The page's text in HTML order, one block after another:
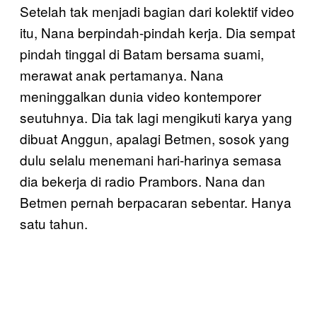
Setelah tak menjadi bagian dari kolektif video
itu, Nana berpindah-pindah kerja. Dia sempat
pindah tinggal di Batam bersama suami,
merawat anak pertamanya. Nana
meninggalkan dunia video kontemporer
seutuhnya. Dia tak lagi mengikuti karya yang
dibuat Anggun, apalagi Betmen, sosok yang
dulu selalu menemani hari-harinya semasa
dia bekerja di radio Prambors. Nana dan
Betmen pernah berpacaran sebentar. Hanya
satu tahun.